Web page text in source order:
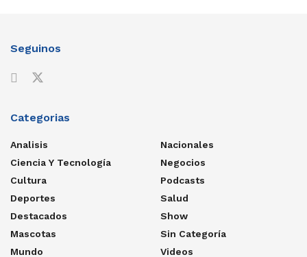
Home
Rubín gana apoyo en
redes y reaviva el debate
sobre el gasto público
by Redacción 20 de marzo de 2026